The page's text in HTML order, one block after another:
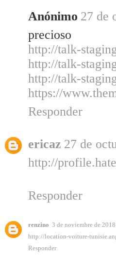
Anónimo 27 de
precioso
http://talk-
http://talk-
http://talk-
https://
Responder
ericaz 27 de
http://
Responder
renzino 3 de noviembre de
http://location-voiture-
Responder